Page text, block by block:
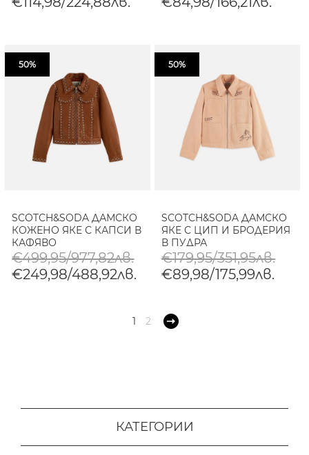
50%
SCOTCH&SODA ДАМСКО
КОЖЕНО ЯКЕ С КАПСИ В
КАФЯВО
€499,95/977,82лв.
€249,98/488,92лв.
50%
SCOTCH&SODA ДАМСКО
ЯКЕ С ЦИП И БРОДЕРИЯ
В ПУДРА
€179,95/351,95лв.
€89,98/175,99лв.
1 2
КАТЕГОРИИ